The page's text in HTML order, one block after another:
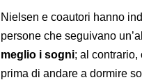
Nielsen e coautori hanno
persone che seguivano
meglio i sogni; al
prima di andare a dormire